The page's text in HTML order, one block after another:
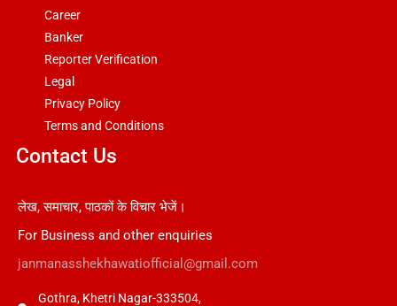
Career
Banker
Reporter Verification
Legal
Privacy Policy
Terms and Conditions
Contact Us
लेख, समाचार, पाठकों के विचार भेजें।
For Business and other enquiries
janmanasshekhawatiofficial@gmail.com
Gothra, Khetri Nagar-333504,